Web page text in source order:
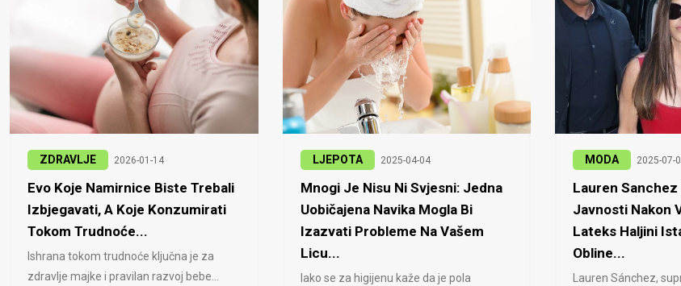
ZDRAVLJE 2026-01-14
Evo Koje Namirnice Biste Trebali
Izbjegavati, A Koje Konzumirati
Tokom Trudnoće...
Ishrana tokom trudnoće ključna je za
zdravlje majke i pravilan razvoj bebe...
LJEPOTA 2025-04-04
Mnogi Je Nisu Ni Svjesni: Jedna
Uobičajena Navika Mogla Bi
Izazvati Probleme Na Vašem
Licu...
Iako se za higijenu kaže da je pola
MODA 2025-07-
Lauren Sanchez
Javnosti Nakon
Lateks Haljini
Obline...
Lauren Sánchez,